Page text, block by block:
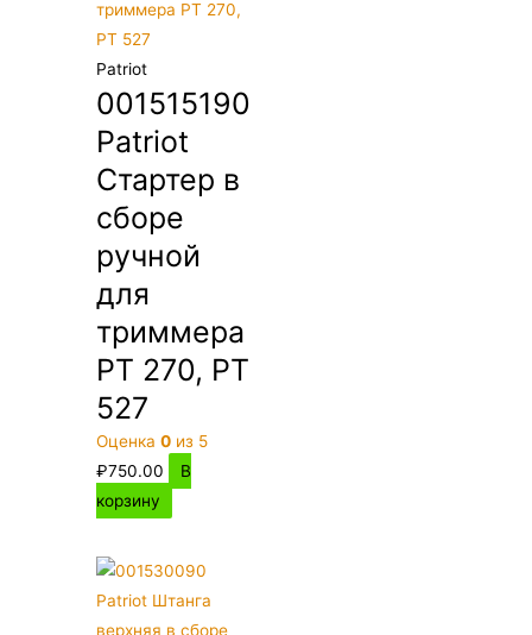
Patriot
001515190
Patriot
Стартер в
сборе
ручной
для
триммера
PT 270, PT
527
Оценка0 из 5
₽750.00
В
корзину